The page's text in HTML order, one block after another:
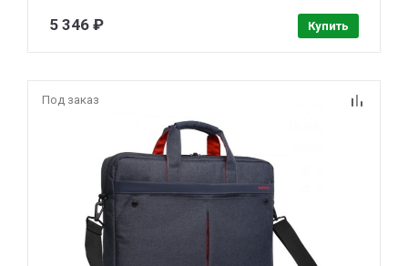
5 346 ₽ Купить
Под заказ